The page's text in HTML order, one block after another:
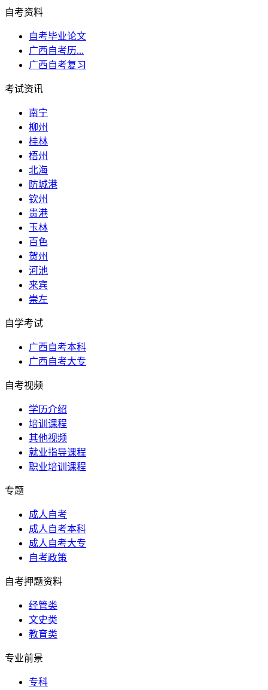
自考资料
自考毕业论文
广西自考历...
广西自考复习
考试资讯
南宁
柳州
桂林
梧州
北海
防城港
钦州
贵港
玉林
百色
贺州
河池
来宾
崇左
自学考试
广西自考本科
广西自考大专
自考视频
学历介绍
培训课程
其他视频
就业指导课程
职业培训课程
专题
成人自考
成人自考本科
成人自考大专
自考政策
自考押题资料
经管类
文史类
教育类
专业前景
专科